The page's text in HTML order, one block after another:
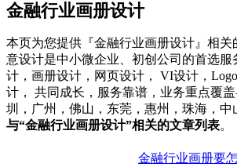
金融行业画册设计
本页为您提供『金融行业画册设计』相关
意设计是中小微企业、初创公司的首选服
计，画册设计，网页设计， VI设计，
计， 共同成长，服务靠谱，业务重点覆
圳，广州，佛山，东莞，惠州，珠海，中
与“金融行业画册设计”相关的文章列表。
金融行业画册要